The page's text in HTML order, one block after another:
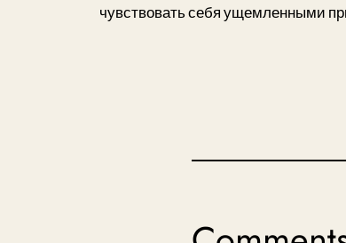
чувствовать себя ущемленными